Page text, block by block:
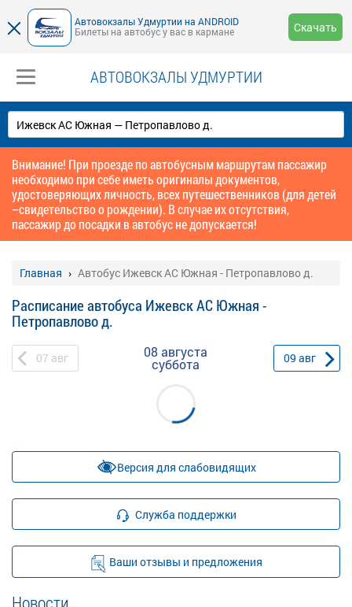
Автовокзалы Удмуртии на ANDROID
Билеты на автобус у вас в кармане
Скачать
АВТОВОКЗАЛЫ УДМУРТИИ
Внимание! При проезде по автобусным маршрутам пассажир
необходимо при себе иметь оригиналы документов,
удостоверяющих личность, всех путешественников (для детей
–свидетельство о рождении). В случае их отсутствия,
пассажир до посадки в автобус не допускается!
Главная Автобус Ижевск АС Южная - Петропавлово д.
Расписание автобуса Ижевск АС Южная -
Петропавлово д.
07 авг 08 августа
суббота 09 авг
Версия для слабовидящих
Служба поддержки
Ваши отзывы и предложения